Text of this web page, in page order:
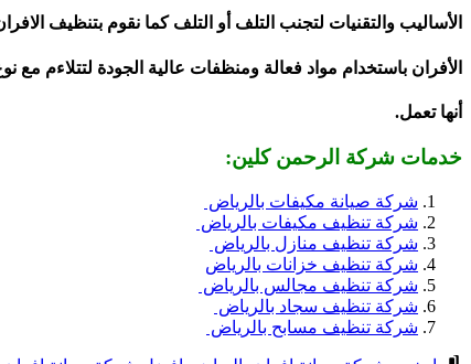
الأساليب والتقنيات لتجنب التلف أو التلف كما نقوم بتنظيف
الأفران باستخدام مواد فعالة ومنظفات عالية الجودة لتتلاءم مع
أنها تعمل.
خدمات شركة الرحمن كلين:
شركة صيانة مكيفات بالرياض
شركة تنظيف مكيفات بالرياض
شركة تنظيف منازل بالرياض
شركة تنظيف خزانات بالرياض
شركة تنظيف مجالس بالرياض
شركة تنظيف سجاد بالرياض
شركة تنظيف مسابح بالرياض